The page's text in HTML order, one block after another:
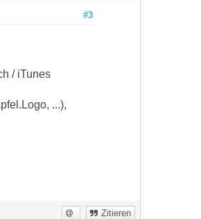
#3
/ iTunes
...),
Zitieren